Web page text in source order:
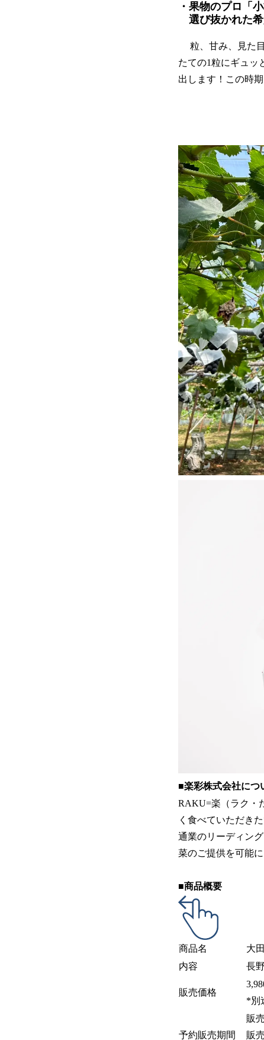
・果物のプロ「
選び抜かれた
粒、甘み、見た
たての1粒にギュッ
出します！この時
■楽彩株式会社につ
RAKU=楽（ラク・
く食べていただき
通業のリーディン
菜のご提供を可能に
■商品概要
商品名
大
内容
長
販売価格
*別
予約販売期間
販
販